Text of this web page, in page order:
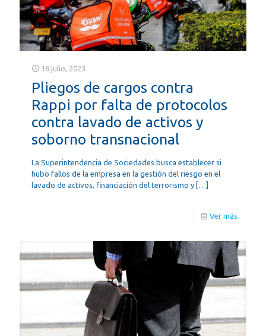
18 julio, 2023
Pliegos de cargos contra
Rappi por falta de protocolos
contra lavado de activos y
soborno transnacional
La Superintendencia de Sociedades busca establecer si
hubo fallos de la empresa en la gestión del riesgo en el
lavado de activos, financiación del terrorismo y […]
Ver más